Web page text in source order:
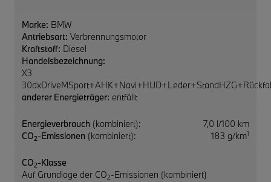
Marke: BMW
Antriebsart: Verbrennungsmotor
Kraftstoff: Diesel
Handelsbezeichnung:
X3
anderer Energieträger: entfällt
Energieverbrauch (kombiniert):
7,0 l/100 km
CO2-Emissionen (kombiniert): 183 g/km1
CO2-Klasse
Auf Grundlage der CO2-Emissionen (kombiniert)